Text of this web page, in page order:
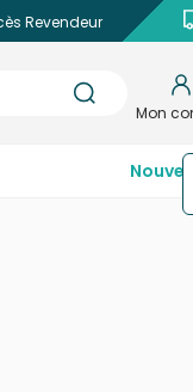
Revendeur
Mon